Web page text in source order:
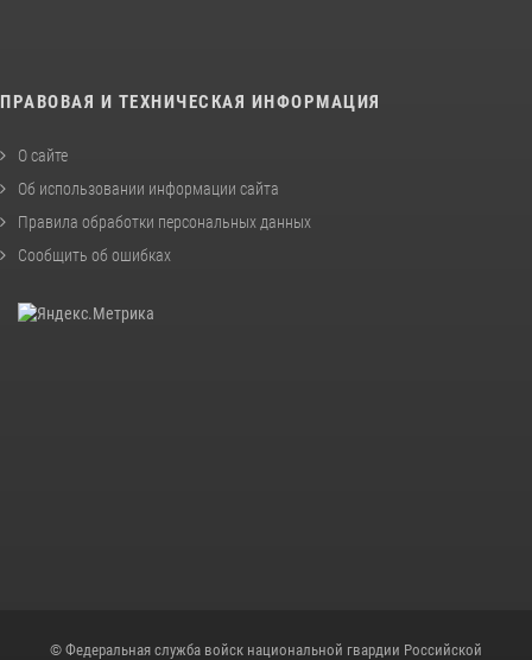
ПРАВОВАЯ И ТЕХНИЧЕСКАЯ ИНФОРМАЦИЯ
О сайте
Об использовании информации сайта
Правила обработки персональных данных
Сообщить об ошибках
© Федеральная служба войск национальной гвардии Российской